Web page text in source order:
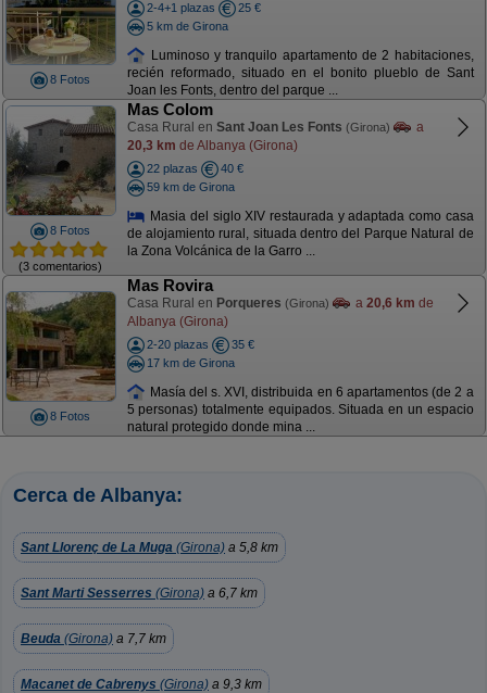
8 Fotos
2-4+1 plazas
25 €
5 km de Girona
Luminoso y tranquilo apartamento de 2 habitaciones,
recién reformado, situado en el bonito plueblo de Sant
Joan les Fonts, dentro del parque ...
8 Fotos
(3 comentarios)
Mas Colom
Casa Rural en Sant Joan Les Fonts (Girona)
a
20,3 km de Albanya (Girona)
22 plazas
40 €
59 km de Girona
Masia del siglo XIV restaurada y adaptada como casa
de alojamiento rural, situada dentro del Parque Natural de
la Zona Volcánica de la Garro ...
8 Fotos
Mas Rovira
Casa Rural en Porqueres (Girona) a 20,6 km de
Albanya (Girona)
2-20 plazas
35 €
17 km de Girona
Masía del s. XVI, distribuida en 6 apartamentos (de 2 a
5 personas) totalmente equipados. Situada en un espacio
natural protegido donde mina ...
Cerca de Albanya:
Sant Llorenç de La Muga (Girona) a 5,8 km
Sant Marti Sesserres (Girona) a 6,7 km
Beuda (Girona) a 7,7 km
Macanet de Cabrenys (Girona) a 9,3 km